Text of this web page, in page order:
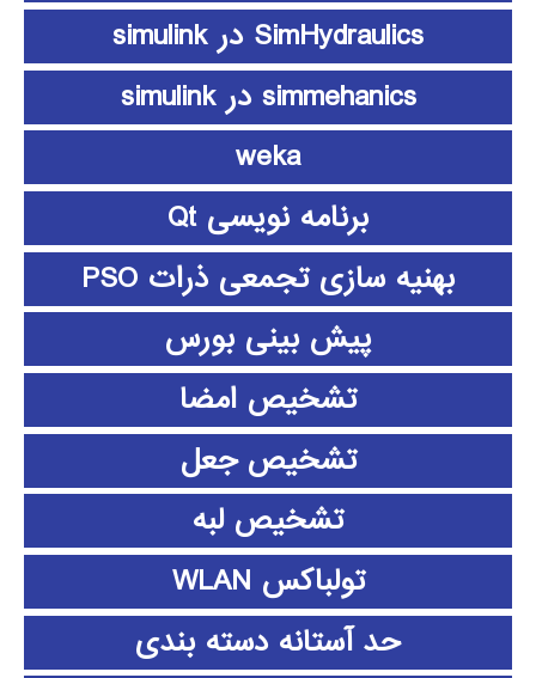
SimHydraulics در simulink
simmehanics در simulink
weka
برنامه نویسی Qt
بهنیه سازی تجمعی ذرات PSO
پیش بینی بورس
تشخیص امضا
تشخیص جعل
تشخیص لبه
تولباکس WLAN
حد آستانه دسته بندی